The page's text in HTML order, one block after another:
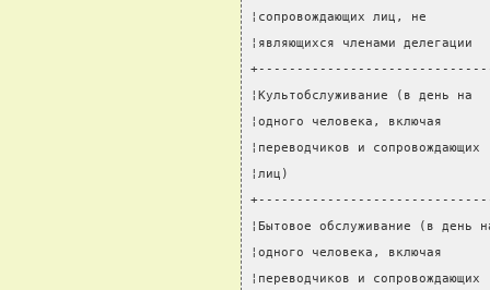
¦сопровождающих лиц,
¦являющихся членами
¦Культобслуживание (в день
¦одного человека, включая
¦переводчиков и
¦лиц)
¦Бытовое обслуживание (в
¦одного человека, включая
¦переводчиков и